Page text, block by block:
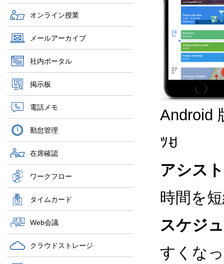
オンライン授業
メールアーカイブ
社内ポータル
掲示板
電話メモ
勤怠管理
在席確認
ワークフロー
タイムカード
Web会議
クラウドストレージ
Android
ﾂꀀ
アシス
時間を
スケジ
すくな